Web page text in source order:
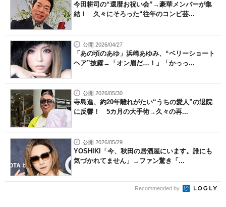
今田耕司の“還暦お祝い会”→豪華メンバーが集
結！ 久々にそろった“往年のコンビ芸...
公開 2026/04/27
「あの頃のあゆ」浜崎あゆみ、“ベリーショート
ヘア”披露→「オン眉だ…！」「かっっ...
公開 2026/05/30
寺島進、約20年離れがたい“うちの愛人”の退院
に反響！ 5カ月の大手術→久々の再...
公開 2026/05/29
YOSHIKI「今、秋田の居酒屋にいます。誰にも
気づかれてません」→ファン驚き「...
Recommended by